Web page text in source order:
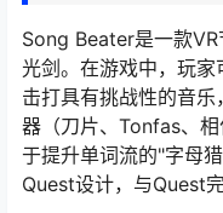
Song Beater是一款
光剑。在游戏中，玩
击打具有挑战性的音
器（刀片、Tonfas、
于提升单词流的"字母
Quest设计，与Quest完